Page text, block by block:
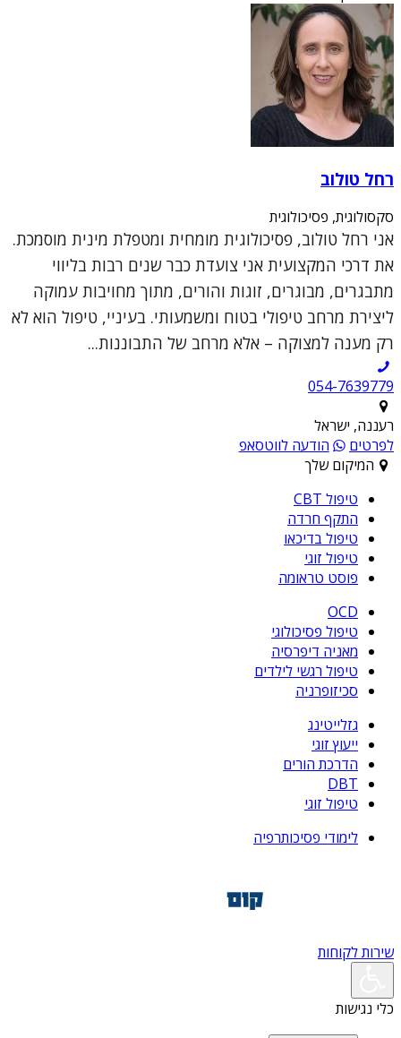
רחל טולוב
סקסולוגית, פסיכולוגית
אני רחל טולוב, פסיכולוגית מומחית ומטפלת מינית מוסמכת.
את דרכי המקצועית אני צועדת כבר שנים רבות בליווי
מתבגרים, מבוגרים, זוגות והורים, מתוך מחויבות עמוקה
ליצירת מרחב טיפולי בטוח ומשמעותי. בעיניי, טיפול הוא לא
רק מענה למצוקה – אלא מרחב של התבוננות...
054-7639779
רעננה, ישראל
לפרטים
הודעה לווטסאפ
המיקום שלך
טיפול CBT
התקף חרדה
טיפול בדיכאו
טיפול זוגי
פוסט טראומה
OCD
טיפול פסיכולוגי
מאניה דיפרסיה
טיפול רגשי לילדים
סכיזופרניה
גזלייטינג
ייעוץ זוגי
הדרכת הורים
DBT
טיפול זוגי
לימודי פסיכותרפיה
שירות לקוחות
כלי נגישות